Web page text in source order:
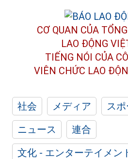
CƠ QUAN CỦA
LAO ĐỘNG
TIẾNG NÓI CỦA
VIÊN CHỨC LAO
社会 メディア ス
ニュース
連合
文化 - エンターテイメン